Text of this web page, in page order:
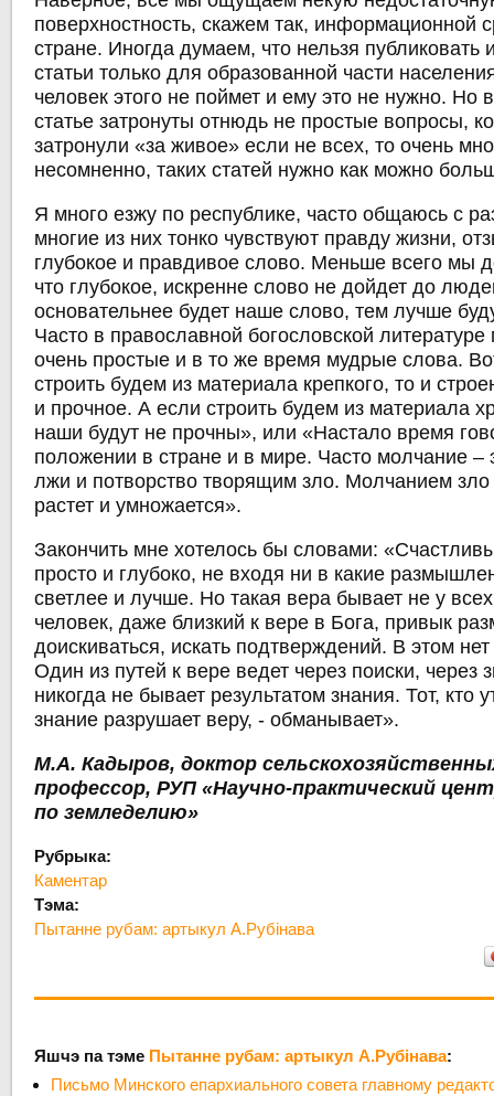
поверхностность, скажем так, информационной
стране. Иногда думаем, что нельзя
статьи только для образованной части
человек этого не поймет и ему это не нужно. Но
статье затронуты отнюдь не простые вопросы,
затронули «за живое» если не всех, то очень
несомненно, таких статей нужно как можно
Я много езжу по республике, часто общаюсь с
многие из них тонко чувствуют правду жизни,
глубокое и правдивое слово. Меньше всего мы
что глубокое, искренне слово не дойдет до
основательнее будет наше слово, тем лучше
Часто в православной богословской литературе
очень простые и в то же время мудрые слова.
строить будем из материала крепкого, то и
и прочное. А если строить будем из материала
наши будут не прочны», или «Настало время
положении в стране и в мире. Часто молчание –
лжи и потворство творящим зло. Молчанием зло
растет и умножается».
Закончить мне хотелось бы словами:
просто и глубоко, не входя ни в какие
светлее и лучше. Но такая вера бывает не у
человек, даже близкий к вере в Бога, привык
доискиваться, искать подтверждений. В этом
Один из путей к вере ведет через поиски, через
никогда не бывает результатом знания. Тот, кто
знание разрушает веру, - обманывает».
М.А. Кадыров, доктор
профессор, РУП «Научно-практический
по земледелию»
Рубрыка:
Каментар
Тэма:
Пытанне рубам: артыкул А.Рубінава
Яшчэ па тэме Пытанне рубам: артыкул А.Рубінава:
Письмо Минского епархиального совета главному